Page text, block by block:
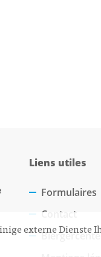
Liens utiles
Formulaires
Contact
externe Dienste